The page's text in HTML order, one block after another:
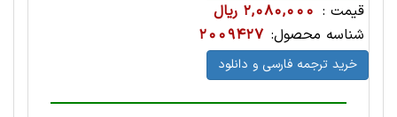
قیمت : 2,080,000 ریال
شناسه محصول: 2009427
خرید ترجمه فارسی و دانلود